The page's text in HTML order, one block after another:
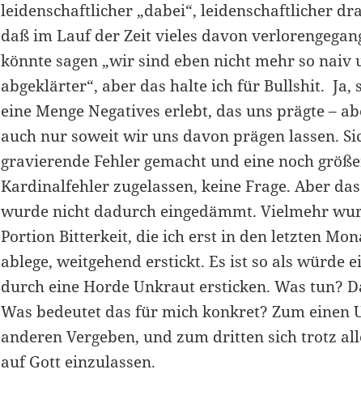
leidenschaftlicher „dabei“, leidenschaftlicher
daß im Lauf der Zeit vieles davon
könnte sagen „wir sind eben nicht mehr so
abgeklärter“, aber das halte ich für Bullshit. Ja,
eine Menge Negatives erlebt, das uns prägte –
auch nur soweit wir uns davon prägen lassen.
gravierende Fehler gemacht und eine noch
Kardinalfehler zugelassen, keine Frage. Aber
wurde nicht dadurch eingedämmt. Vielmehr
Portion Bitterkeit, die ich erst in den letzten
ablege, weitgehend erstickt. Es ist so als würde
durch eine Horde Unkraut ersticken. Was tun?
Was bedeutet das für mich konkret? Zum einen
anderen Vergeben, und zum dritten sich trotz
auf Gott einzulassen.